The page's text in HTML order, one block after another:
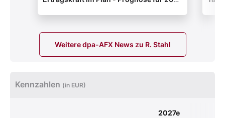
Weitere dpa-AFX News zu R. Stahl
Kennzahlen (in EUR)
2027e